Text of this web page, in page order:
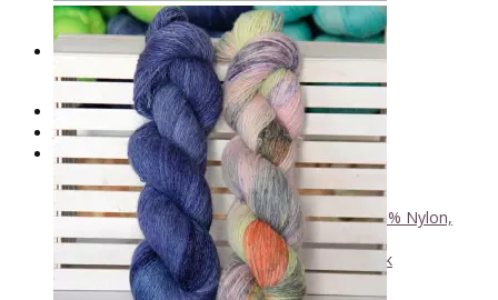
. . .
Книги по окрашиванию пряжи
Лимитированная коллекция пряжи
Пряжа ручного крашения VizEll+
- Luxury Collection
- Кид мохер, альпака+
↘ KidLace, 70% Kid Mohair 30% Nylon,
450м/50г
↘ KidSilk, Super Kid Mohair Silk
↘ Альпака